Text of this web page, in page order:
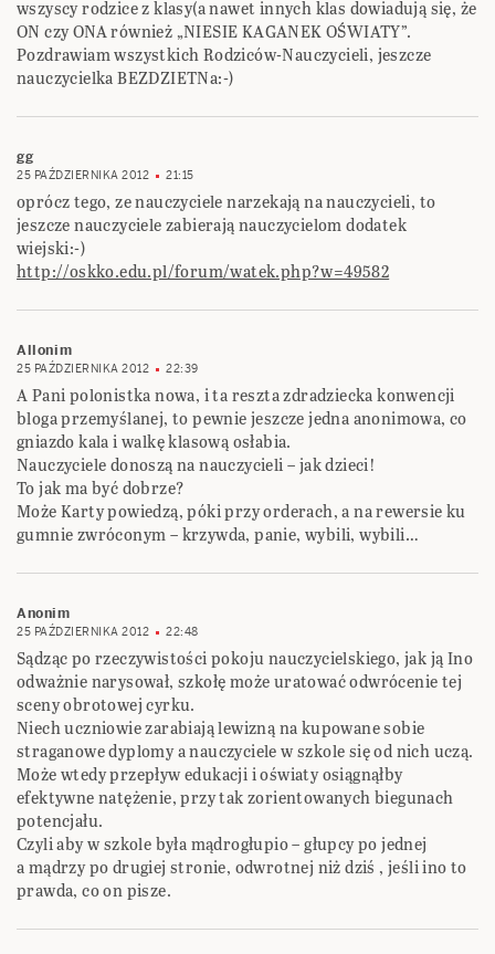
wszyscy rodzice z klasy(a nawet innych klas dowiadują się, że
ON czy ONA również „NIESIE KAGANEK OŚWIATY”.
Pozdrawiam wszystkich Rodziców-Nauczycieli, jeszcze
nauczycielka BEZDZIETNa:-)
gg
25 PAŹDZIERNIKA 2012 21:15
oprócz tego, ze nauczyciele narzekają na nauczycieli, to
jeszcze nauczyciele zabierają nauczycielom dodatek
wiejski:-)
http://oskko.edu.pl/forum/watek.php?w=49582
Allonim
25 PAŹDZIERNIKA 2012 22:39
A Pani polonistka nowa, i ta reszta zdradziecka konwencji
bloga przemyślanej, to pewnie jeszcze jedna anonimowa, co
gniazdo kala i walkę klasową osłabia.
Nauczyciele donoszą na nauczycieli – jak dzieci!
To jak ma być dobrze?
Może Karty powiedzą, póki przy orderach, a na rewersie ku
gumnie zwróconym – krzywda, panie, wybili, wybili…
Anonim
25 PAŹDZIERNIKA 2012 22:48
Sądząc po rzeczywistości pokoju nauczycielskiego, jak ją Ino
odważnie narysował, szkołę może uratować odwrócenie tej
sceny obrotowej cyrku.
Niech uczniowie zarabiają lewizną na kupowane sobie
straganowe dyplomy a nauczyciele w szkole się od nich uczą.
Może wtedy przepływ edukacji i oświaty osiągnąłby
efektywne natężenie, przy tak zorientowanych biegunach
potencjału.
Czyli aby w szkole była mądrogłupio – głupcy po jednej
a mądrzy po drugiej stronie, odwrotnej niż dziś , jeśli ino to
prawda, co on pisze.